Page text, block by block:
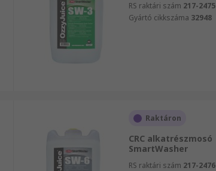
RS raktári szám 217-2475
Gyártó cikkszáma 32948
Raktáron
CRC alkatrészmosó
SmartWasher
RS raktári szám 217-2476